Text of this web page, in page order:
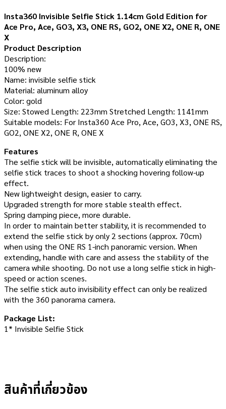
Insta360 Invisible Selfie Stick 1.14cm Gold Edition for
Ace Pro, Ace, GO3, X3, ONE RS, GO2, ONE X2, ONE R, ONE
X
Product Description
Description:
100% new
Name: invisible selfie stick
Material: aluminum alloy
Color: gold
Size: Stowed Length: 223mm Stretched Length: 1141mm
Suitable models: For Insta360 Ace Pro, Ace, GO3, X3, ONE RS,
GO2, ONE X2, ONE R, ONE X
Features
The selfie stick will be invisible, automatically eliminating the
selfie stick traces to shoot a shocking hovering follow-up
effect.
New lightweight design, easier to carry.
Upgraded strength for more stable stealth effect.
Spring damping piece, more durable.
In order to maintain better stability, it is recommended to
extend the selfie stick by only 2 sections (approx. 70cm)
when using the ONE RS 1-inch panoramic version. When
extending, handle with care and assess the stability of the
camera while shooting. Do not use a long selfie stick in high-
speed or action scenes.
The selfie stick auto invisibility effect can only be realized
with the 360 panorama camera.
Package List:
1* Invisible Selfie Stick
สินค้าที่เกี่ยวข้อง